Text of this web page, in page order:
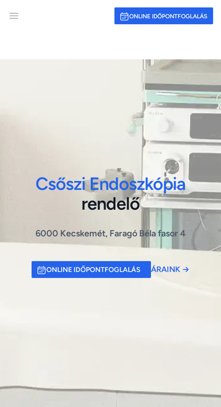
Open main menu ONLINE IDŐPONTFOGLALÁS
Csőszi Endoszkópia
rendelő
6000 Kecskemét, Faragó Béla fasor 4
ONLINE IDŐPONTFOGLALÁS ÁRAINK →